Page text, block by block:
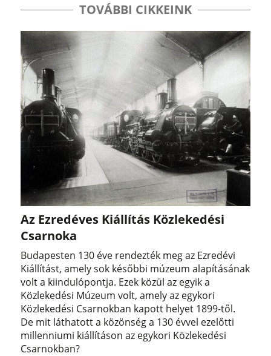
TOVÁBBI CIKKEINK
Az Ezredéves Kiállítás Közlekedési
Csarnoka
Budapesten 130 éve rendezték meg az Ezredévi
Kiállítást, amely sok későbbi múzeum alapításának
volt a kiindulópontja. Ezek közül az egyik a
Közlekedési Múzeum volt, amely az egykori
Közlekedési Csarnokban kapott helyet 1899-től.
De mit láthatott a közönség a 130 évvel ezelőtti
millenniumi kiállításon az egykori Közlekedési
Csarnokban?